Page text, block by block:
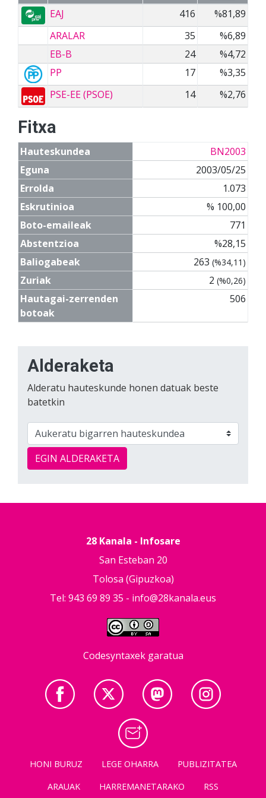
EAJ
416
%81,89
ARALAR
35
%6,89
EB-B
24
%4,72
PP
17
%3,35
PSE-EE (PSOE)
14 %2,76
Fitxa
Hauteskundea
BN2003
Eguna
2003/05/25
Errolda
1.073
Eskrutinioa
% 100,00
Boto-emaileak
771
Abstentzioa
%28,15
Baliogabeak
263 (%34,11)
Zuriak 2 (%0,26)
Hautagai-zerrenden
botoak
506
Alderaketa
Alderatu hauteskunde honen datuak beste
batetkin
EGIN ALDERAKETA
28 Kanala - Infosare
San Esteban 20
Tolosa (Gipuzkoa)
Tel: 943 69 89 35 - info@28kanala.eus
Codesyntaxek garatua
HONI BURUZ LEGE OHARRA
PUBLIZITATEA
ARAUAK
HARREMANETARAKO RSS